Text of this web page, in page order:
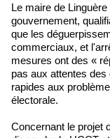
Le maire de
gouvernement,
que les
commerciaux, et
mesures ont des «
pas aux attentes
rapides aux
électorale.
Concernant le projet